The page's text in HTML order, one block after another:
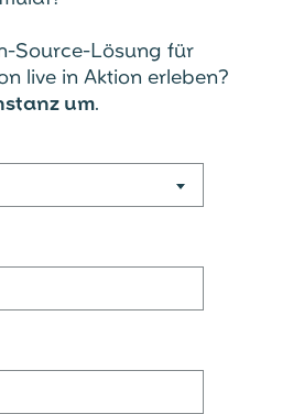
Source-Lösung für
live in Aktion erleben?
um.